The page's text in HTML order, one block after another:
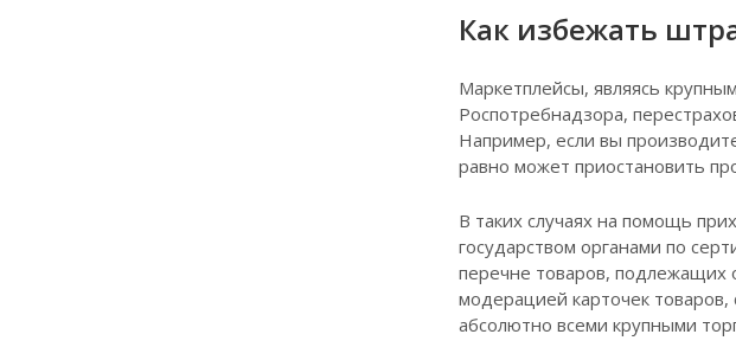
Как избежать
Маркетплейсы, являясь
Роспотребнадзора,
Например, если вы
равно может приостановить
В таких случаях на помощь
государством органами по
перечне товаров,
модерацией карточек
абсолютно всеми крупными